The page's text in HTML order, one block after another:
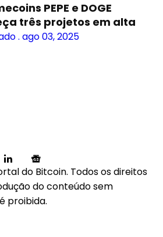
PEPE e DOGE
três projetos em alta
. ago 03, 2025
do Bitcoin. Todos os direitos
do conteúdo sem
proibida.